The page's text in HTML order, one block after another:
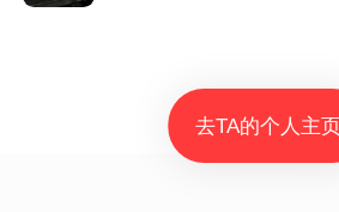
去TA的个人主页